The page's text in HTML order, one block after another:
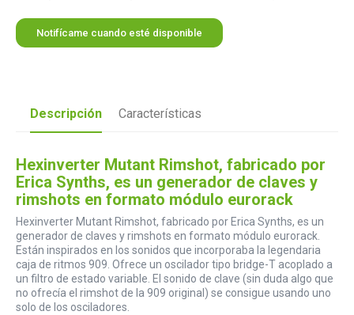
Notifícame cuando esté disponible
Descripción Características
Hexinverter Mutant Rimshot, fabricado por
Erica Synths, es un generador de claves y
rimshots en formato módulo eurorack
Hexinverter Mutant Rimshot, fabricado por Erica Synths, es un
generador de claves y rimshots en formato módulo eurorack.
Están inspirados en los sonidos que incorporaba la legendaria
caja de ritmos 909. Ofrece un oscilador tipo bridge-T acoplado a
un filtro de estado variable. El sonido de clave (sin duda algo que
no ofrecía el rimshot de la 909 original) se consigue usando uno
solo de los osciladores.